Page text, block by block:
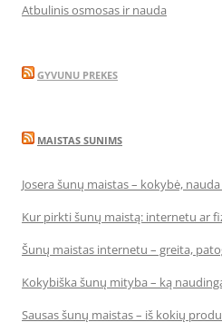
Atbulinis osmosas ir nauda
GYVUNU PREKES
MAISTAS SUNIMS
Josera šunų maistas – kokybė,
Kur pirkti šunų maistą: internetu ar
Šunų maistas internetu – greita,
Kokybiška šunų mityba – ką
Sausas šunų maistas – iš kokių